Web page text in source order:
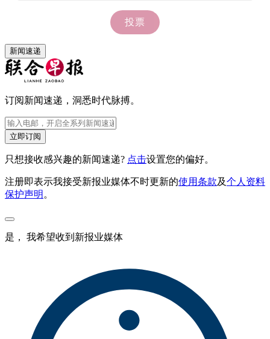
新闻速递
订阅新闻速递，洞悉时代脉搏。
立即订阅
只想接收感兴趣的新闻速递? 点击设置您的偏好。
注册即表示我接受新报业媒体不时更新的使用条款及个人资料
保护声明。
是， 我希望收到新报业媒体